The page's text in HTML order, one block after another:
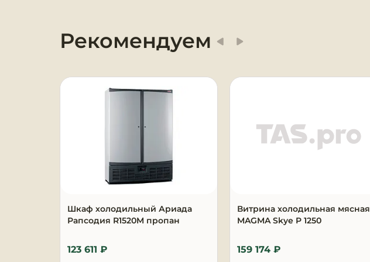
профессиональная химия
оборудование
оборудование
Рекомендуем
Шкаф холодильный Ариада
Рапсодия R1520M пропан
123 611 ₽
Витрина холодильная мясная
MAGMA Skye P 1250
159 174 ₽